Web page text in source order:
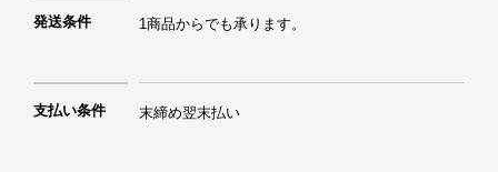
発送条件 1商品からでも承ります。
支払い条件 末締め翌末払い